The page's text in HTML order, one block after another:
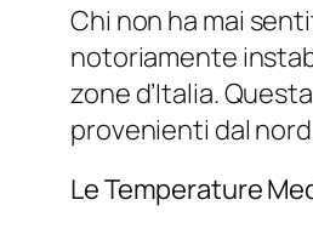
Chi non ha mai
notoriamente
zone d’Italia.
provenienti dal nord
Le Temperature